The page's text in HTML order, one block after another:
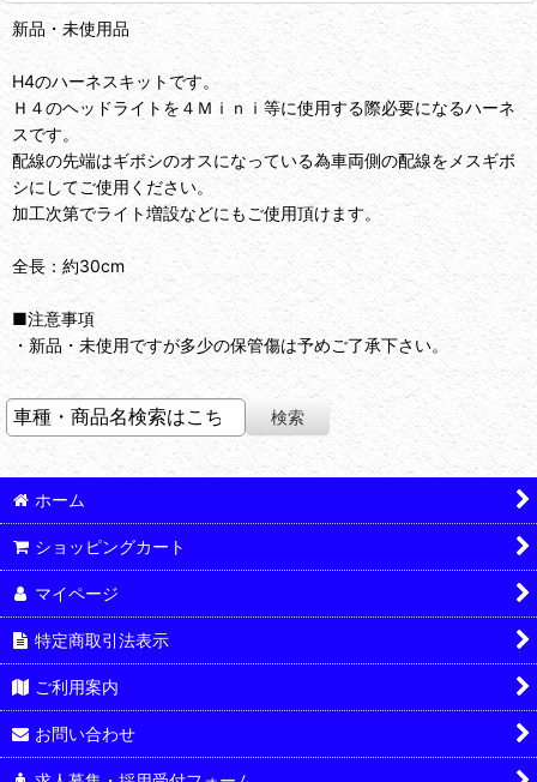
新品・未使用品
H4のハーネスキットです。
Ｈ４のヘッドライトを４Ｍｉｎｉ等に使用する際必要になるハーネ
スです。
配線の先端はギボシのオスになっている為車両側の配線をメスギボ
シにしてご使用ください。
加工次第でライト増設などにもご使用頂けます。
全長：約30cm
■注意事項
・新品・未使用ですが多少の保管傷は予めご了承下さい。
ホーム
ショッピングカート
マイページ
特定商取引法表示
ご利用案内
お問い合わせ